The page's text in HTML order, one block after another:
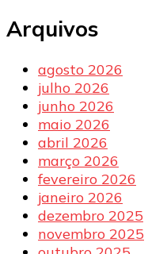
Arquivos
agosto 2026
julho 2026
junho 2026
maio 2026
abril 2026
março 2026
fevereiro 2026
janeiro 2026
dezembro 2025
novembro 2025